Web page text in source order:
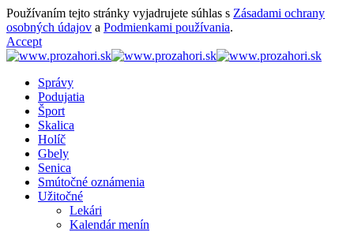
Používaním tejto stránky vyjadrujete súhlas s Zásadami ochrany
osobných údajov a Podmienkami používania.
Accept
Správy
Podujatia
Šport
Skalica
Holíč
Gbely
Senica
Smútočné oznámenia
Užitočné
Lekári
Kalendár menín